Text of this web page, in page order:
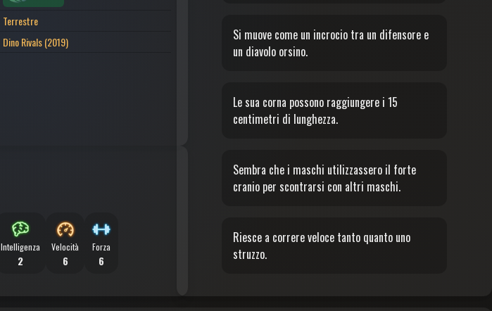
Terrestre
Dino Rivals (2019)
Intelligenza
2
Velocità
6
Forza
6
Si muove come un incrocio tra un difensore e
un diavolo orsino.
Le sua corna possono raggiungere i 15
centimetri di lunghezza.
Sembra che i maschi utilizzassero il forte
cranio per scontrarsi con altri maschi.
Riesce a correre veloce tanto quanto uno
struzzo.